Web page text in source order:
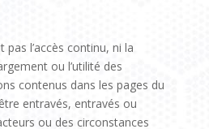
pas l’accès continu, ni la
ou l’utilité des
contenus dans les pages du
entravés, entravés ou
ou des circonstances